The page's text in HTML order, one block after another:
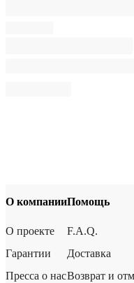
О компании
О проекте
Гарантии
Пресса о нас
Помощь
F.A.Q.
Доставка
Возврат и